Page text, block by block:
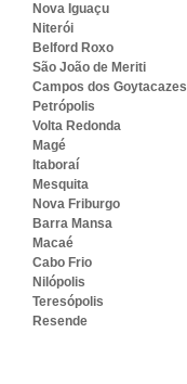
Nova Iguaçu
Niterói
Belford Roxo
São João de Meriti
Campos dos Goytacazes
Petrópolis
Volta Redonda
Magé
Itaboraí
Mesquita
Nova Friburgo
Barra Mansa
Macaé
Cabo Frio
Nilópolis
Teresópolis
Resende